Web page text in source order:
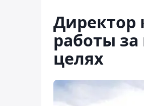
Директор
работы
целях